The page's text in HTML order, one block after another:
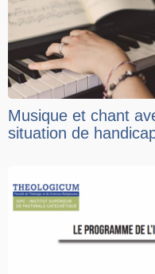
Musique et chant
situation de